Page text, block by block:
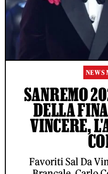
NEWS
SANREMO
DELLA
VINCERE,
Favoriti Sal Da